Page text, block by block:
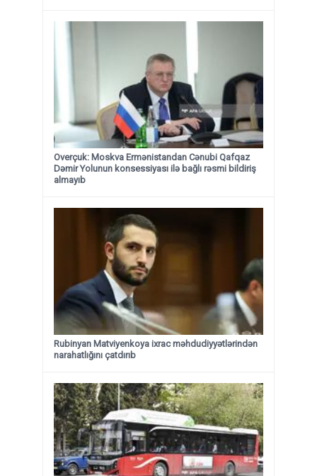
Overçuk: Moskva Ermənistandan Cənubi Qafqaz
Dəmir Yolunun konsessiyası ilə bağlı rəsmi bildiriş
almayıb
Rubinyan Matviyenkoya ixrac məhdudiyyətlərindən
narahatlığını çatdırıb